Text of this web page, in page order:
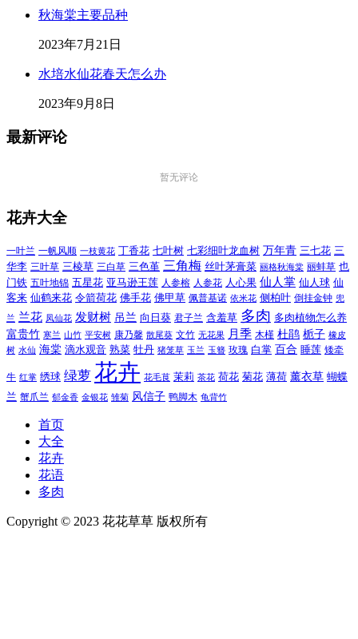
秋海棠主要品种
2023年7月21日
水培水仙花春天怎么办
2023年9月8日
最新评论
暂无评论
花卉大全
一叶兰 一帆风顺 一枝黄花 丁香花 七叶树 七彩细叶龙血树 万年青 三七花 三
华李 三叶草 三棱草 三白草 三色堇 三角梅 丝叶茅膏菜 丽格秋海棠 丽蚌草 也
门铁 五叶地锦 五星花 亚马逊王莲 人参榕 人参花 人心果 仙人掌 仙人球 仙
客来 仙鹤来花 令箭荷花 佛手花 佛甲草 佩普基诺 依米花 侧柏叶 倒挂金钟 兜
兰 兰花 凤仙花 发财树 吊兰 向日葵 君子兰 含羞草 多肉 多肉植物怎么养
富贵竹 寒兰 山竹 平安树 康乃馨 散尾葵 文竹 无花果 月季 木槿 杜鹃 栀子 橡皮
树 水仙 海棠 滴水观音 熟菜 牡丹 猪笼草 玉兰 玉簪 玫瑰 白掌 百合 睡莲 矮牵
牛 红掌 绣球 绿萝 花卉 花毛茛 茉莉 茶花 荷花 菊花 薄荷 薰衣草 蝴蝶
兰 蟹爪兰 郁金香 金银花 雏菊 风信子 鸭脚木 龟背竹
首页
大全
花卉
花语
多肉
Copyright © 2023 花花草草 版权所有